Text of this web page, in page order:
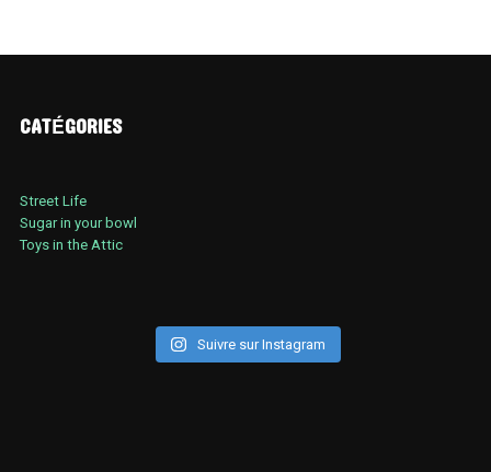
CATÉGORIES
Street Life
Sugar in your bowl
Toys in the Attic
Suivre sur Instagram